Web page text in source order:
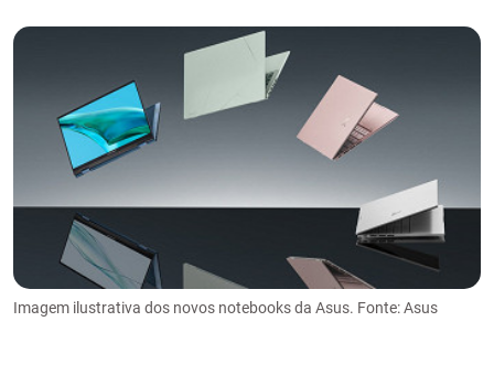
Imagem ilustrativa dos novos notebooks da Asus. Fonte: Asus